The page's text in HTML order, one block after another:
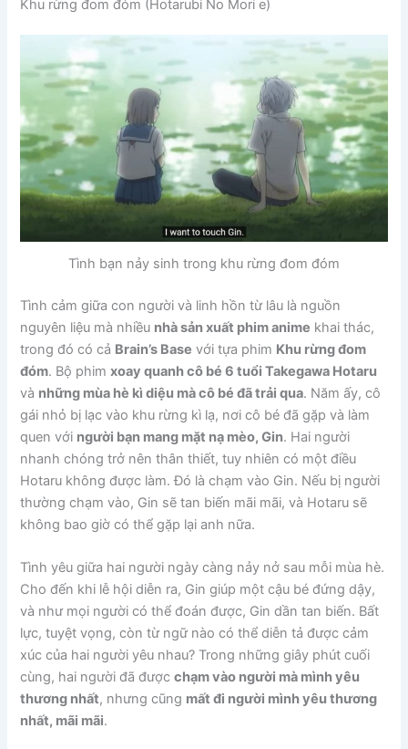
Khu rừng đom đóm (Hotarubi No Mori e)
Tình bạn nảy sinh trong khu rừng đom đóm
Tình cảm giữa con người và linh hồn từ lâu là nguồn
nguyên liệu mà nhiều nhà sản xuất phim anime khai thác,
trong đó có cả Brain’s Base với tựa phim Khu rừng đom
đóm. Bộ phimxoay quanh cô bé 6 tuổi Takegawa Hotaru
và những mùa hè kì diệu mà cô bé đã trải qua. Năm ấy, cô
gái nhỏ bị lạc vào khu rừng kì lạ, nơi cô bé đã gặp và làm
quen với người bạn mang mặt nạ mèo, Gin. Hai người
nhanh chóng trở nên thân thiết, tuy nhiên có một điều
Hotaru không được làm. Đó là chạm vào Gin. Nếu bị người
thường chạm vào, Gin sẽ tan biến mãi mãi, và Hotaru sẽ
không bao giờ có thể gặp lại anh nữa.
Tình yêu giữa hai người ngày càng nảy nở sau mỗi mùa hè.
Cho đến khi lễ hội diễn ra, Gin giúp một cậu bé đứng dậy,
và như mọi người có thể đoán được, Gin dần tan biến. Bất
lực, tuyệt vọng, còn từ ngữ nào có thể diễn tả được cảm
xúc của hai người yêu nhau? Trong những giây phút cuối
cùng, hai người đã đượcchạm vào người mà mình yêu
thương nhất, nhưng cũng mất đi người mình yêu thương
nhất, mãi mãi.